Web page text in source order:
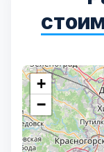
+
−
Истринский
Каширский